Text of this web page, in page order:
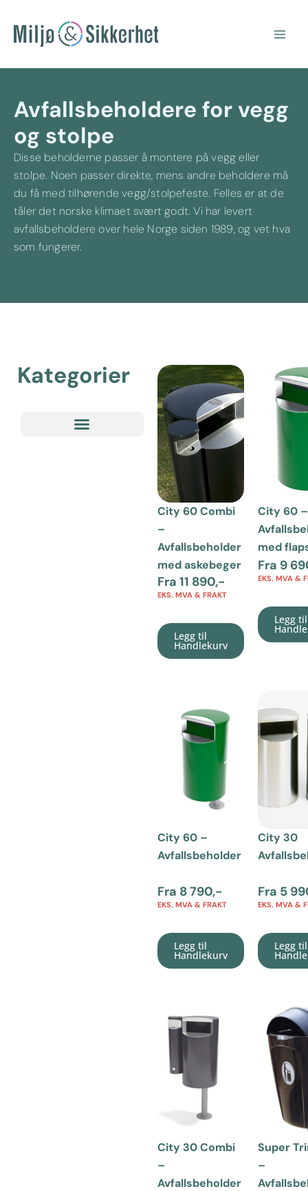
rett
Avfallsbeholdere for vegg
og stolpe
Disse beholderne passer å montere på vegg eller
stolpe. Noen passer direkte, mens andre beholdere må
du få med tilhørende vegg/stolpefeste. Felles er at de
tåler det norske klimaet svært godt. Vi har levert
avfallsbeholdere over hele Norge siden 1989, og vet hva
som fungerer.
Kategorier
City 60 Combi
–
Avfallsbeholder
med askebeger
Fra 11 890,-
EKS. MVA & FRAKT
Legg til
Handlekurv
City 60 –
med
Fra 9
EKS. MVA &
Legg til
City 60 –
Avfallsbeholder
Fra 8 790,-
EKS. MVA & FRAKT
Legg til
Handlekurv
City 30
Fra 5
EKS. MVA &
Legg til
City 30 Combi
–
Avfallsbeholder
Super
–